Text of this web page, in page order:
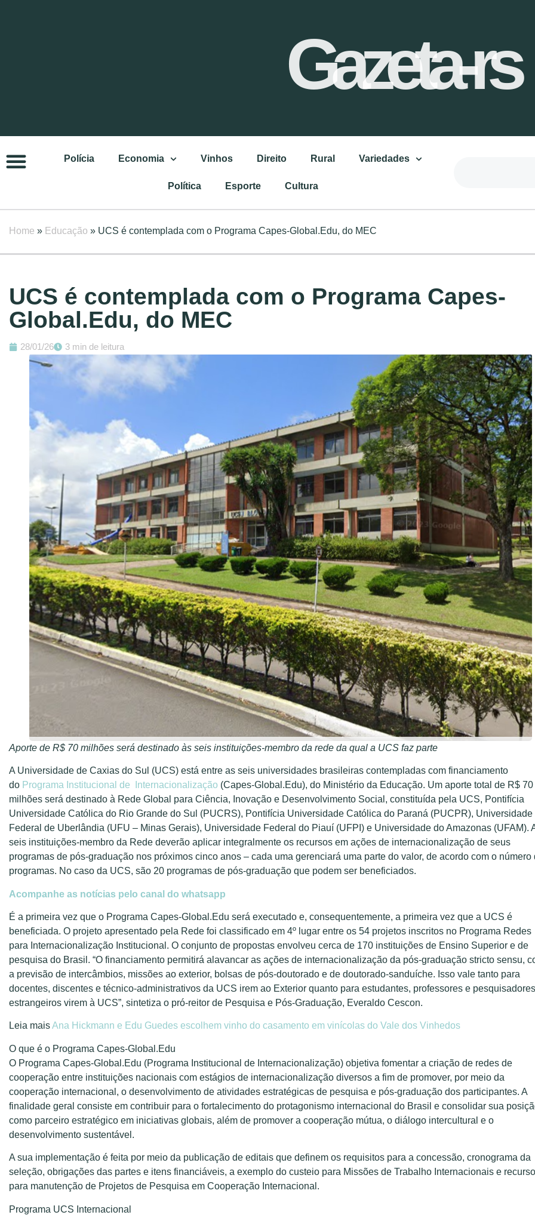
Gazeta-rs
Polícia Economia Vinhos Direito Rural Variedades
Política Esporte Cultura
Home » Educação » UCS é contemplada com o Programa Capes-Global.Edu, do MEC
UCS é contemplada com o Programa Capes-
Global.Edu, do MEC
28/01/26 3 min de leitura
Aporte de R$ 70 milhões será destinado às seis instituições-membro da rede da qual a UCS faz parte
A Universidade de Caxias do Sul (UCS) está entre as seis universidades brasileiras contempladas com financiamento
do Programa Institucional de Internacionalização (Capes-Global.Edu), do Ministério da Educação. Um aporte total de R$ 70
milhões será destinado à Rede Global para Ciência, Inovação e Desenvolvimento Social, constituída pela UCS, Pontifícia
Universidade Católica do Rio Grande do Sul (PUCRS), Pontifícia Universidade Católica do Paraná (PUCPR), Universidade
Federal de Uberlândia (UFU – Minas Gerais), Universidade Federal do Piauí (UFPI) e Universidade do Amazonas (UFAM).
seis instituições-membro da Rede deverão aplicar integralmente os recursos em ações de internacionalização de seus
programas de pós-graduação nos próximos cinco anos – cada uma gerenciará uma parte do valor, de acordo com o número
programas. No caso da UCS, são 20 programas de pós-graduação que podem ser beneficiados.
Acompanhe as notícias pelo canal do whatsapp
É a primeira vez que o Programa Capes-Global.Edu será executado e, consequentemente, a primeira vez que a UCS é
beneficiada. O projeto apresentado pela Rede foi classificado em 4º lugar entre os 54 projetos inscritos no Programa Redes
para Internacionalização Institucional. O conjunto de propostas envolveu cerca de 170 instituições de Ensino Superior e de
pesquisa do Brasil. “O financiamento permitirá alavancar as ações de internacionalização da pós-graduação stricto sensu,
a previsão de intercâmbios, missões ao exterior, bolsas de pós-doutorado e de doutorado-sanduíche. Isso vale tanto para
docentes, discentes e técnico-administrativos da UCS irem ao Exterior quanto para estudantes, professores e pesquisadores
estrangeiros virem à UCS”, sintetiza o pró-reitor de Pesquisa e Pós-Graduação, Everaldo Cescon.
Leia maisAna Hickmann e Edu Guedes escolhem vinho do casamento em vinícolas do Vale dos Vinhedos
O que é o Programa Capes-Global.Edu
O Programa Capes-Global.Edu (Programa Institucional de Internacionalização) objetiva fomentar a criação de redes de
cooperação entre instituições nacionais com estágios de internacionalização diversos a fim de promover, por meio da
cooperação internacional, o desenvolvimento de atividades estratégicas de pesquisa e pós-graduação dos participantes. A
finalidade geral consiste em contribuir para o fortalecimento do protagonismo internacional do Brasil e consolidar sua
como parceiro estratégico em iniciativas globais, além de promover a cooperação mútua, o diálogo intercultural e o
desenvolvimento sustentável.
A sua implementação é feita por meio da publicação de editais que definem os requisitos para a concessão, cronograma da
seleção, obrigações das partes e itens financiáveis, a exemplo do custeio para Missões de Trabalho Internacionais e
para manutenção de Projetos de Pesquisa em Cooperação Internacional.
Programa UCS Internacional